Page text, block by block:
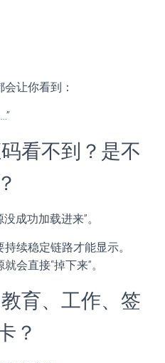
让你看到：
看不到？是不
成功加载进来”。
续稳定链路才能显示。
会直接“掉下来”。
育、工作、签
？